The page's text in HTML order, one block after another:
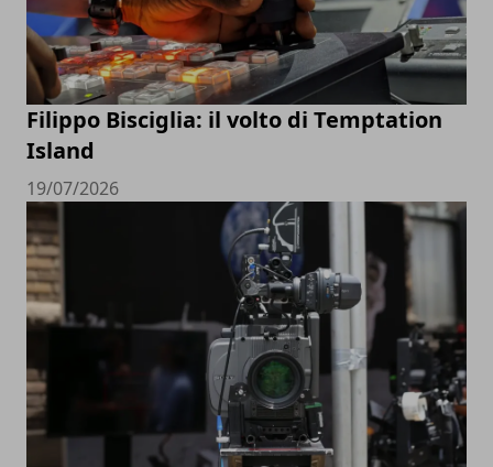
Filippo Bisciglia: il volto di Temptation
Island
19/07/2026